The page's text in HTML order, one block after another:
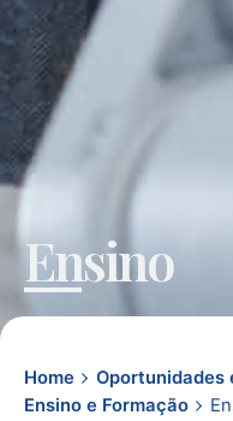
Ensino
Home
Oportunidades
Ensino e Formação